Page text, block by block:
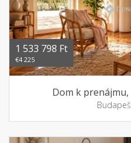
1 533 798 Ft
€4 225
Dom k